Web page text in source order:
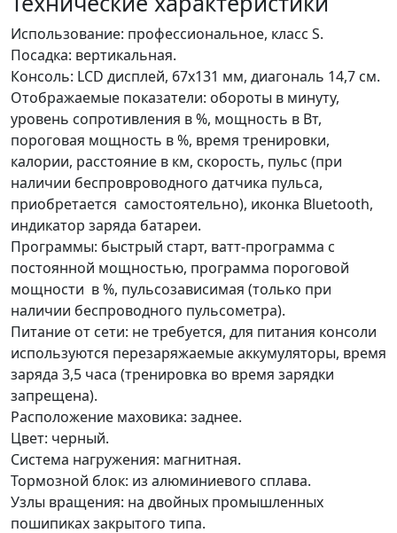
Использование: профессиональное, класс S.
Посадка: вертикальная.
Консоль: LCD дисплей, 67х131 мм, диагональ 14,7 см.
Отображаемые показатели: обороты в минуту,
уровень сопротивления в %, мощность в Вт,
пороговая мощность в %, время тренировки,
калории, расстояние в км, скорость, пульс (при
наличии беспровроводного датчика пульса,
приобретается самостоятельно), иконка Bluetooth,
индикатор заряда батареи.
Программы: быстрый старт, ватт-программа с
постоянной мощностью, программа пороговой
мощности в %, пульсозависимая (только при
наличии беспроводного пульсометра).
Питание от сети: не требуется, для питания консоли
используются перезаряжаемые аккумуляторы, время
заряда 3,5 часа (тренировка во время зарядки
запрещена).
Расположение маховика: заднее.
Цвет: черный.
Система нагружения: магнитная.
Тормозной блок: из алюминиевого сплава.
Узлы вращения: на двойных промышленных
пошипиках закрытого типа.